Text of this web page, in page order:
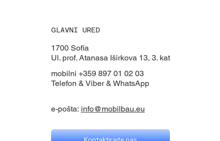
GLAVNI URED
1700 Sofia
Ul. prof. Atanasa Iširkova 13, 3. kat
mobilni +359 897 01 02 03
Telefon & Viber & WhatsApp
e-pošta: info@mobilbau.eu